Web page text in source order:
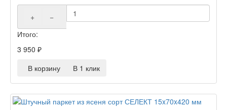
+
−
Итого:
3 950 ₽
В корзину
В 1 клик